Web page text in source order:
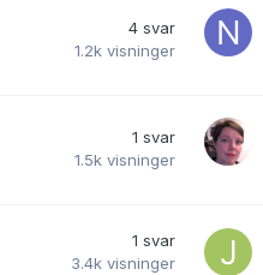
4 svar
1.2k visninger
1 svar
1.5k visninger
1 svar
3.4k visninger